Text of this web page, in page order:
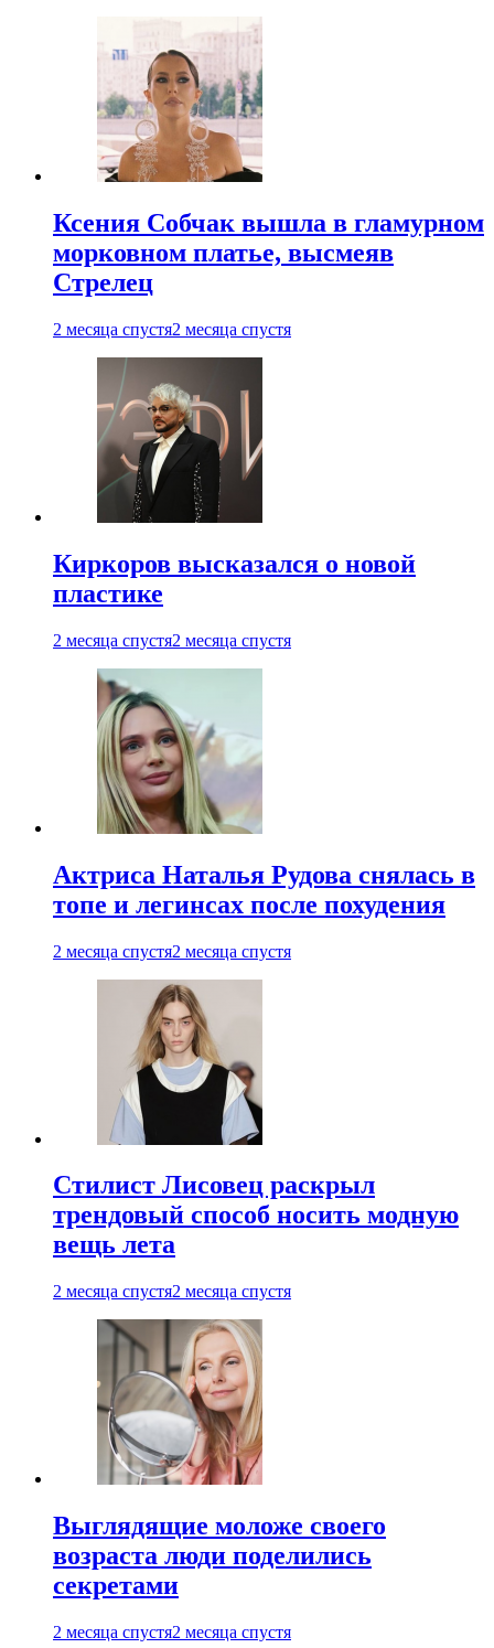
Ксения Собчак вышла в гламурном
морковном платье, высмеяв
Стрелец
2 месяца спустя2 месяца спустя
Киркоров высказался о новой
пластике
2 месяца спустя2 месяца спустя
Актриса Наталья Рудова снялась в
топе и легинсах после похудения
2 месяца спустя2 месяца спустя
Стилист Лисовец раскрыл
трендовый способ носить модную
вещь лета
2 месяца спустя2 месяца спустя
Выглядящие моложе своего
возраста люди поделились
секретами
2 месяца спустя2 месяца спустя